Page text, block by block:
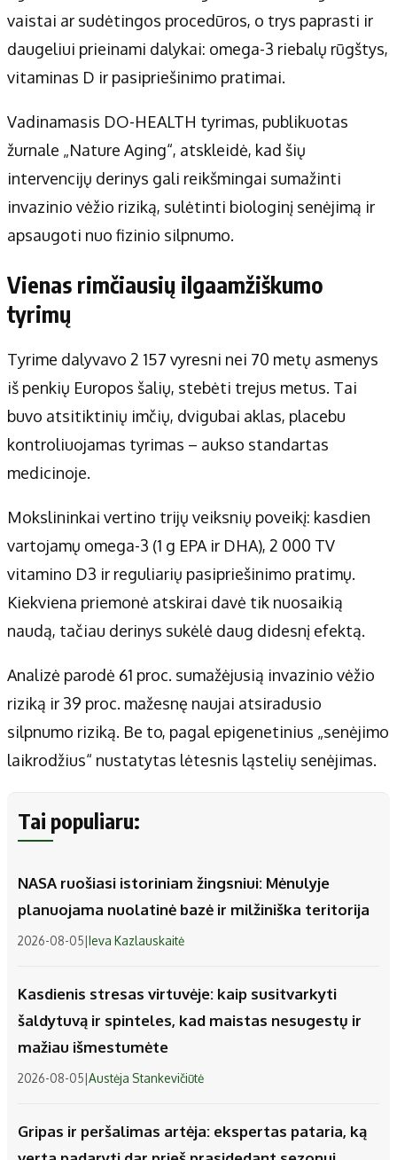
Apie mus
Autoriai
Kontaktai
Privatumo politika
Redakcijos politika
Receptai
vaistai ar sudėtingos procedūros, o trys paprasti ir
daugeliui prieinami dalykai: omega-3 riebalų rūgštys,
vitaminas D ir pasipriešinimo pratimai.
Vadinamasis DO-HEALTH tyrimas, publikuotas
žurnale „Nature Aging“, atskleidė, kad šių
intervencijų derinys gali reikšmingai sumažinti
invazinio vėžio riziką, sulėtinti biologinį senėjimą ir
apsaugoti nuo fizinio silpnumo.
Vienas rimčiausių ilgaamžiškumo
tyrimų
Tyrime dalyvavo 2 157 vyresni nei 70 metų asmenys
iš penkių Europos šalių, stebėti trejus metus. Tai
buvo atsitiktinių imčių, dvigubai aklas, placebu
kontroliuojamas tyrimas – aukso standartas
medicinoje.
Mokslininkai vertino trijų veiksnių poveikį: kasdien
vartojamų omega-3 (1 g EPA ir DHA), 2 000 TV
vitamino D3 ir reguliarių pasipriešinimo pratimų.
Kiekviena priemonė atskirai davė tik nuosaikią
naudą, tačiau derinys sukėlė daug didesnį efektą.
Analizė parodė 61 proc. sumažėjusią invazinio vėžio
riziką ir 39 proc. mažesnę naujai atsiradusio
silpnumo riziką. Be to, pagal epigenetinius „senėjimo
laikrodžius“ nustatytas lėtesnis ląstelių senėjimas.
Tai populiaru:
NASA ruošiasi istoriniam žingsniui: Mėnulyje
planuojama nuolatinė bazė ir milžiniška teritorija
2026-08-05|Ieva Kazlauskaitė
Kasdienis stresas virtuvėje: kaip susitvarkyti
šaldytuvą ir spinteles, kad maistas nesugestų ir
mažiau išmestumėte
2026-08-05|Austėja Stankevičiūtė
Gripas ir peršalimas artėja: ekspertas pataria, ką